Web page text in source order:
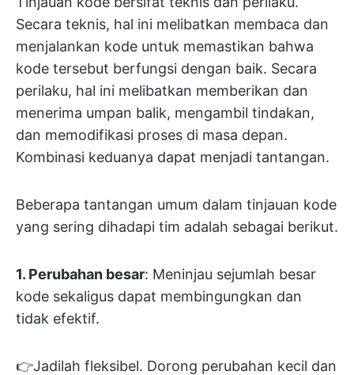
Secara teknis, hal ini melibatkan membaca dan
menjalankan kode untuk memastikan bahwa
kode tersebut berfungsi dengan baik. Secara
perilaku, hal ini melibatkan memberikan dan
menerima umpan balik, mengambil tindakan,
dan memodifikasi proses di masa depan.
Kombinasi keduanya dapat menjadi tantangan.
Beberapa tantangan umum dalam tinjauan kode
yang sering dihadapi tim adalah sebagai berikut.
1. Perubahan besar: Meninjau sejumlah besar
kode sekaligus dapat membingungkan dan
tidak efektif.
👉Jadilah fleksibel. Dorong perubahan kecil dan